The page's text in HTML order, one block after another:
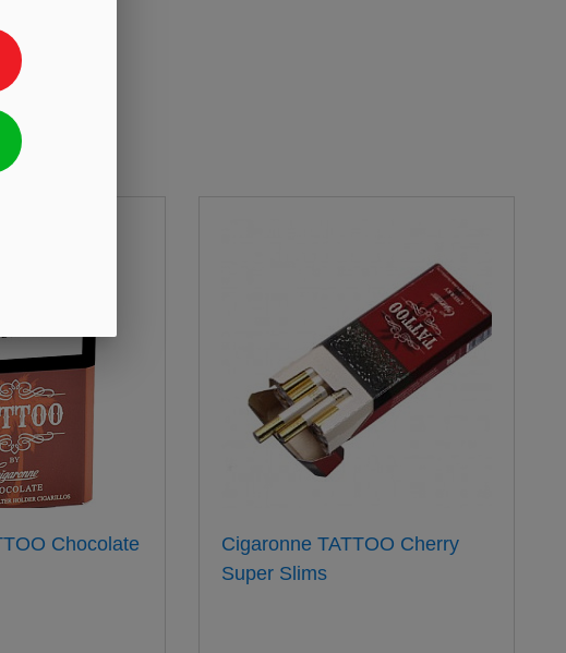
Chocolate
Cigaronne TATTOO Cherry
Super Slims